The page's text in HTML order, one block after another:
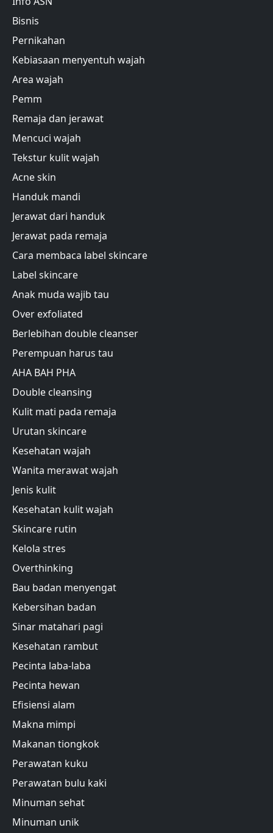
Bisnis
Pernikahan
Kebiasaan menyentuh wajah
Area wajah
Pemm
Remaja dan jerawat
Mencuci wajah
Tekstur kulit wajah
Acne skin
Handuk mandi
Jerawat dari handuk
Jerawat pada remaja
Cara membaca label skincare
Label skincare
Anak muda wajib tau
Over exfoliated
Berlebihan double cleanser
Perempuan harus tau
AHA BAH PHA
Double cleansing
Kulit mati pada remaja
Urutan skincare
Kesehatan wajah
Wanita merawat wajah
Jenis kulit
Kesehatan kulit wajah
Skincare rutin
Kelola stres
Overthinking
Bau badan menyengat
Kebersihan badan
Sinar matahari pagi
Kesehatan rambut
Pecinta laba-laba
Pecinta hewan
Efisiensi alam
Makna mimpi
Makanan tiongkok
Perawatan kuku
Perawatan bulu kaki
Minuman sehat
Minuman unik